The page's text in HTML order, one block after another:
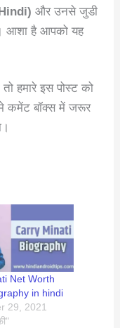
और उनसे जुडी
आशा है आपको यह
हमारे इस पोस्ट को
कमेंट बॉक्स में जरूर
Net Worth
in hindi
29, 2021